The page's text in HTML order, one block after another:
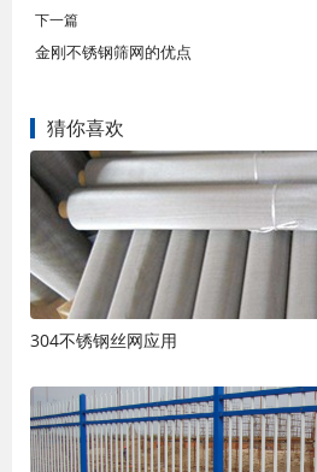
下一篇
金刚不锈钢筛网的优点
猜你喜欢
304不锈钢丝网应用